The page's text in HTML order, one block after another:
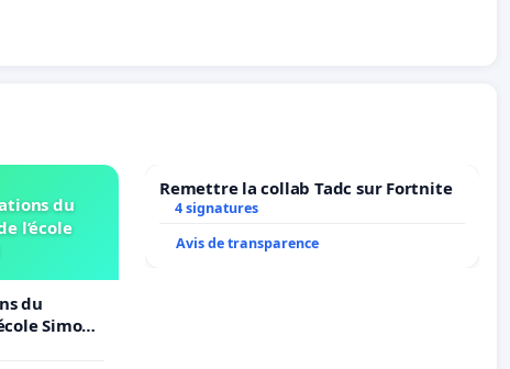
du
l’école
du
Simone
Remettre la collab Tadc sur Fortnite
4 signatures
Avis de transparence